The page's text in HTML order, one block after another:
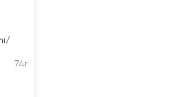
74г